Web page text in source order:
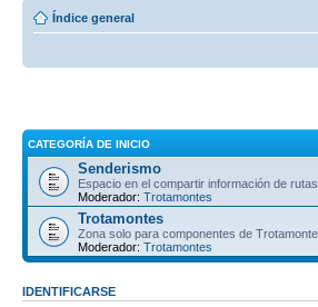
Índice general
CATEGORÍA DE INICIO
Senderismo
Espacio en el compartir información de
Moderador: Trotamontes
Trotamontes
Zona solo para componentes de
Moderador: Trotamontes
IDENTIFICARSE